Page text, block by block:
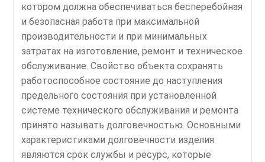
котором должна обеспечиваться бесперебойная
и безопасная работа при максимальной
производительности и при минимальных
затратах на изготовление, ремонт и техническое
обслуживание. Свойство объекта сохранять
работоспособное состояние до наступления
предельного состояния при установленной
системе технического обслуживания и ремонта
принято называть долговечностью. Основными
характеристиками долговечности изделия
являются срок службы и ресурс, которые